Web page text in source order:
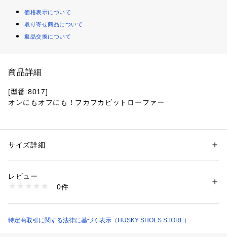
価格表示について
取り寄せ商品について
返品交換について
商品詳細
[型番:8017]
オンにもオフにも！フカフカビットローファー
す。
程よく光沢を抑えたビットが大人顔です。
立体的なつま先のモカはすべて手縫いで仕上げており価値観が
して履き心地も〇です。
性別：レディース
素材：アッパー：シンセティックレザー / アウトソール：ラバー
商品番号：
8017 （ショップ）
サイズ詳細
レビュー
0件
特定商取引に関する法律に基づく表示（HUSKY SHOES STORE）